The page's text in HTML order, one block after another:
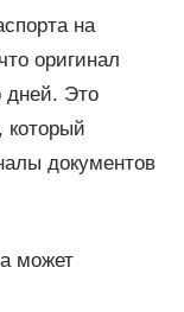
на
оригинал
дней. Это
который
документов
может